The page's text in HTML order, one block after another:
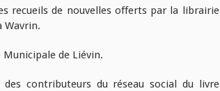
recueils de nouvelles offerts par la librairie
Wavrin.
de Liévin.
contributeurs du réseau social du livre